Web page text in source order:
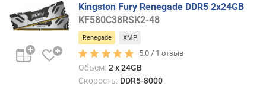
п
о
к
о
Kingston Fury Renegade DDR5 2x24GB
KF580C38RSK2-48
Renegade XMP
5.0 / 1 отзыв
Объем: 2 x 24GB
Скорость: DDR5-8000